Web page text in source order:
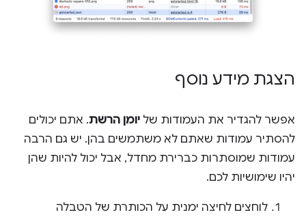
הצגת מידע נוסף
אפשר להגדיר את העמודות של יומן הרשת. אתם יכולים
להסתיר עמודות שאתם לא משתמשים בהן. יש גם הרבה
עמודות שמוסתרות כברירת מחדל, אבל יכול להיות שהן
יהיו שימושיות לכם.
לוחצים לחיצה ימנית על הכותרת של הטבלה